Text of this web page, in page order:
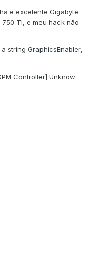
e excelente Gigabyte
750 Ti, e meu hack não
string GraphicsEnabler,
Controller] Unknow